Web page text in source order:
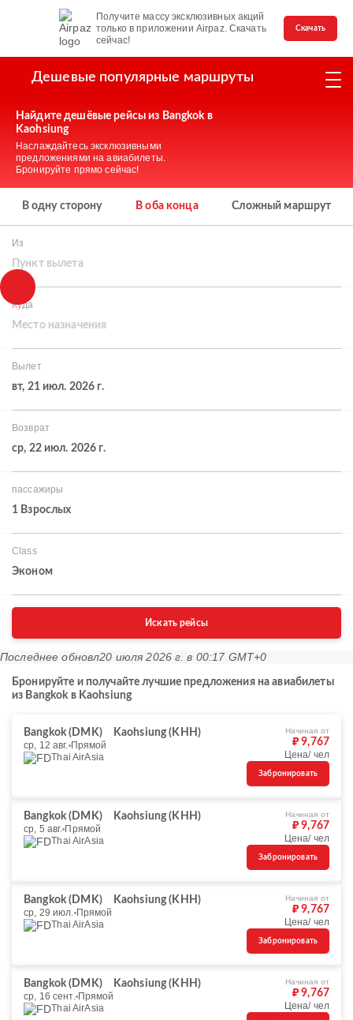
Получите массу эксклюзивных акций
только в приложении Airpaz. Скачать
сейчас!
Скачать
Дешевые популярные маршруты
Найдите дешёвые рейсы из Bangkok в
Kaohsiung
Наслаждайтесь эксклюзивными
предложениями на авиабилеты.
Бронируйте прямо сейчас!
В одну сторону В оба конца Сложный маршрут
Из
Пункт вылета
Куда
Место назначения
Вылет
вт, 21 июл. 2026 г.
Возврат
ср, 22 июл. 2026 г.
пассажиры
1 Взрослых
Class
Эконом
Искать рейсы
Последнее обновл20 июля 2026 г. в 00:17 GMT+0
Бронируйте и получайте лучшие предложения на авиабилеты
из Bangkok в Kaohsiung
Bangkok (DMK)
Kaohsiung (KHH)
ср, 12 авг. Прямой
Thai AirAsia
Начиная от
₽ 9,767
Цена/ чел
Забронировать
Bangkok (DMK)
Kaohsiung (KHH)
ср, 5 авг. Прямой
Thai AirAsia
Начиная от
₽ 9,767
Цена/ чел
Забронировать
Bangkok (DMK)
Kaohsiung (KHH)
ср, 29 июл. Прямой
Thai AirAsia
Начиная от
₽ 9,767
Цена/ чел
Забронировать
Bangkok (DMK)
Kaohsiung (KHH)
ср, 16 сент. Прямой
Thai AirAsia
Начиная от
₽ 9,767
Цена/ чел